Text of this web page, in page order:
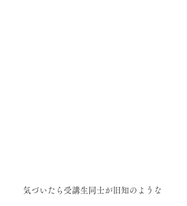
気づいたら受講生同士が旧知のような